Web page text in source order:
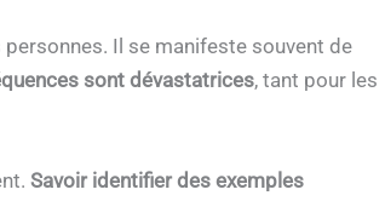
Il se manifeste souvent de
sont dévastatrices, tant pour les
Savoir identifier des exemples